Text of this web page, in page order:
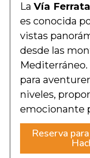
La Vía
es conocida
vistas
desde las
Mediterráneo.
para
niveles,
emocionante
Reserva